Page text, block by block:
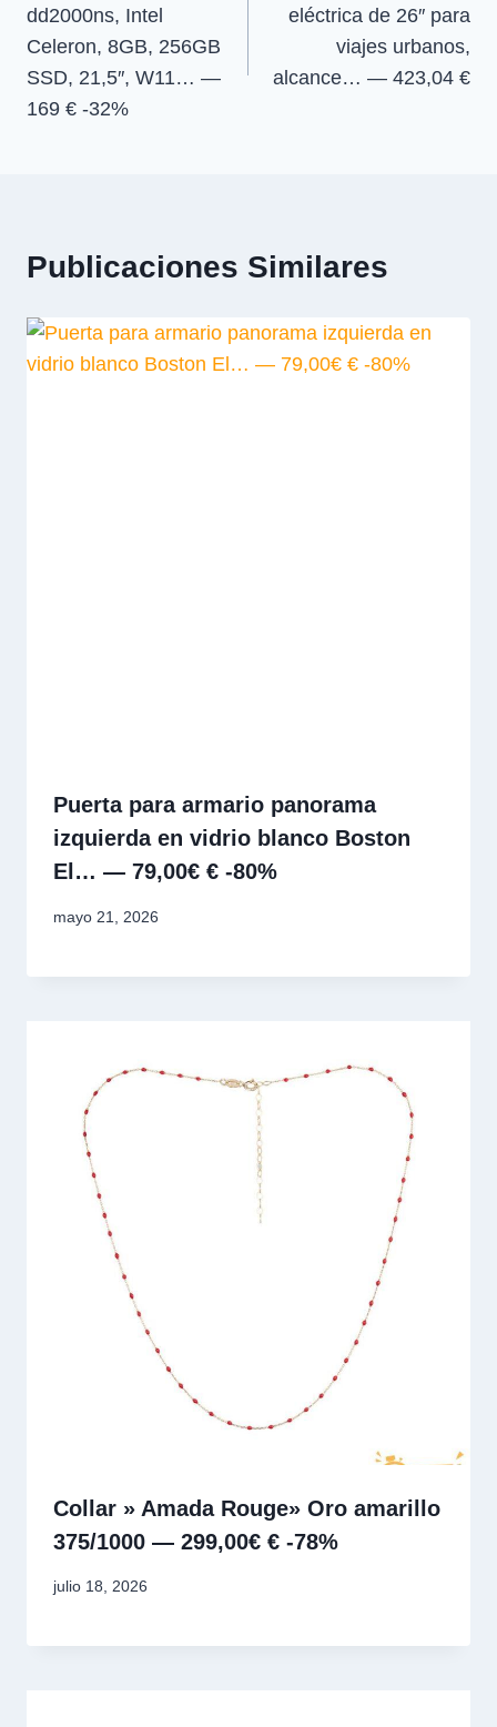
entradas
dd2000ns, Intel
Celeron, 8GB, 256GB
SSD, 21,5″, W11… —
169 € -32%
eléctrica de 26″ para
viajes urbanos,
alcance… — 423,04 €
Publicaciones Similares
Puerta para armario panorama
izquierda en vidrio blanco Boston
El… — 79,00€ € -80%
mayo 21, 2026
Collar » Amada Rouge» Oro amarillo
375/1000 — 299,00€ € -78%
julio 18, 2026